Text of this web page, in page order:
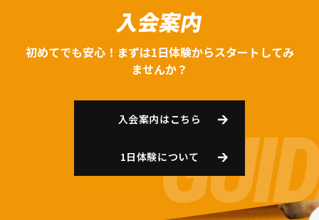
入会案内
初めてでも安心！まずは1日体験からスタートしてみ
ませんか？
入会案内はこちら
1日体験について